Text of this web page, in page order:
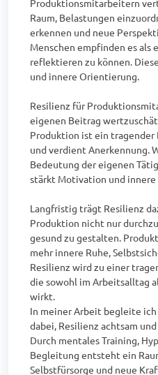
Produktionsmitarbeitern
Raum, Belastungen
erkennen und neue
Menschen empfinden es als
reflektieren zu können.
und innere Orientierung.
Resilienz für
eigenen Beitrag
Produktion ist ein
und verdient Anerkennung.
Bedeutung der eigenen
stärkt Motivation und
Langfristig trägt Resilienz
Produktion nicht nur
gesund zu gestalten.
mehr innere Ruhe,
Resilienz wird zu einer
die sowohl im Arbeitsalltag
wirkt.
In meiner Arbeit begleite
dabei, Resilienz achtsam
Durch mentales Training,
Begleitung entsteht ein
Selbstfürsorge und neue